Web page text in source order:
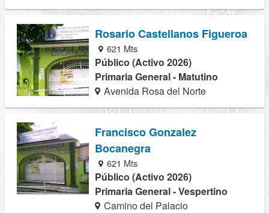
Rosario Castellanos Figueroa
621 Mts
Público (Activo 2026)
Primaria General - Matutino
Avenida Rosa del Norte
Francisco Gonzalez
Bocanegra
621 Mts
Público (Activo 2026)
Primaria General - Vespertino
Camino del Palacio